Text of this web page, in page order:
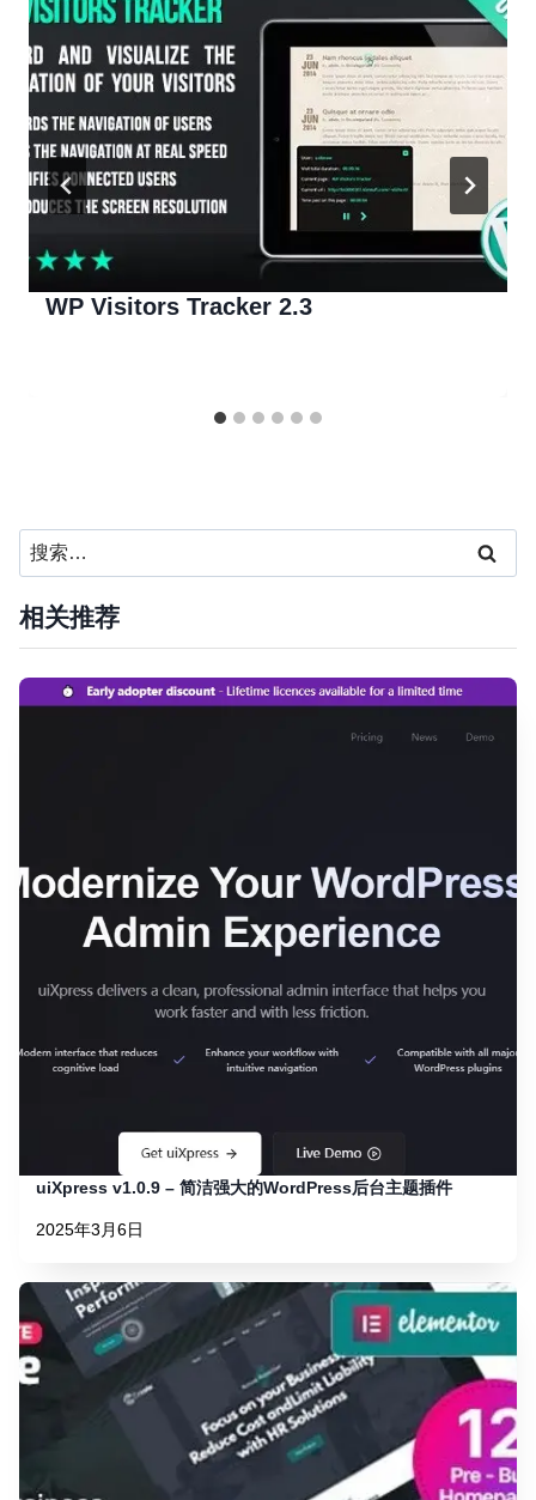
WP Visitors Tracker 2.3
搜
索：
相关推荐
uiXpress v1.0.9 – 简洁强大的WordPress后台主题插件
2025年3月6日